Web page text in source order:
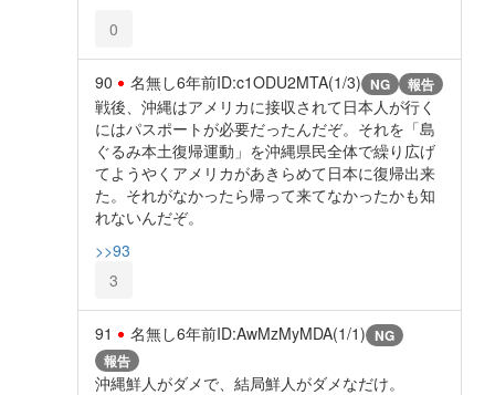
0
90 名無し6年前ID:c1ODU2MTA(1/3) NG 報告
戦後、沖縄はアメリカに接収されて日本人が行く
にはパスポートが必要だったんだぞ。それを「島
ぐるみ本土復帰運動」を沖縄県民全体で繰り広げ
てようやくアメリカがあきらめて日本に復帰出来
た。それがなかったら帰って来てなかったかも知
れないんだぞ。
>>93
3
91 名無し6年前ID:AwMzMyMDA(1/1) NG
報告
沖縄鮮人がダメで、結局鮮人がダメなだけ。